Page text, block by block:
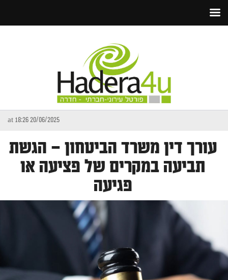
20/06/2025 at 18:26
עורך דין משרד הביטחון – הגשת
תביעה במקרים של פציעה או
פגיעה